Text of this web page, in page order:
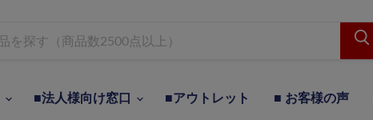
■法人様向け窓口 ■アウトレット ■ お客様の声